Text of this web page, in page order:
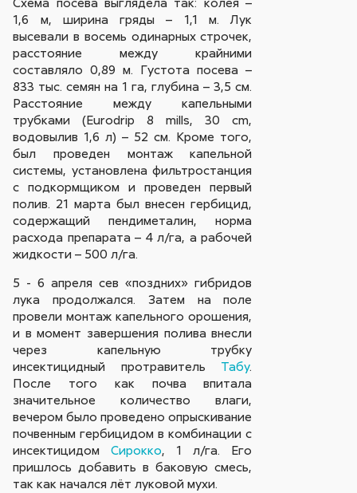
1,6 м, ширина гряды – 1,1 м. Лук
высевали в восемь одинарных строчек,
расстояние между крайними
составляло 0,89 м. Густота посева –
833 тыс. семян на 1 га, глубина – 3,5 см.
Расстояние между капельными
трубками (Eurodrip 8 mills, 30 cm,
водовылив 1,6 л) – 52 см. Кроме того,
был проведен монтаж капельной
системы, установлена фильтростанция
с подкормщиком и проведен первый
полив. 21 марта был внесен гербицид,
содержащий пендиметалин, норма
расхода препарата – 4 л/га, а рабочей
жидкости – 500 л/га.
5 - 6 апреля сев «поздних» гибридов
лука продолжался. Затем на поле
провели монтаж капельного орошения,
и в момент завершения полива внесли
через капельную трубку
инсектицидный протравитель Табу.
После того как почва впитала
значительное количество влаги,
вечером было проведено опрыскивание
почвенным гербицидом в комбинации с
инсектицидомСирокко, 1 л/га. Его
пришлось добавить в баковую смесь,
так как начался лёт луковой мухи.